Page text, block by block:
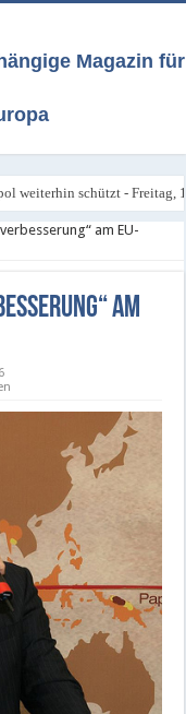
Magazin für
weiterhin schützt - Freitag,
am EU-
am